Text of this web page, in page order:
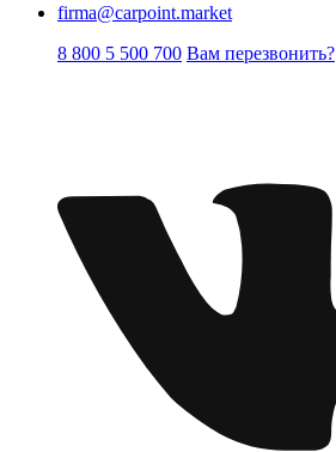
firma@carpoint.market
8 800 5 500 700 Вам перезвонить?